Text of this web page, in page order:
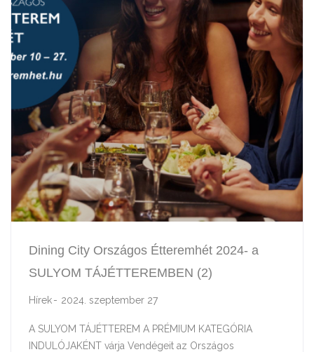
Dining City Országos Étteremhét 2024- a
SULYOM TÁJÉTTEREMBEN (2)
Hírek 2024. szeptember 27
A SULYOM TÁJÉTTEREM A PRÉMIUM KATEGÓRIA
INDULÓJAKÉNT várja Vendégeit az Országos